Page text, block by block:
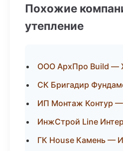
Похожие
утепление
ООО АрхПро Build —
СК Бригадир
ИП Монтаж Контур —
ИнжСтрой Line
ГК House Камень —